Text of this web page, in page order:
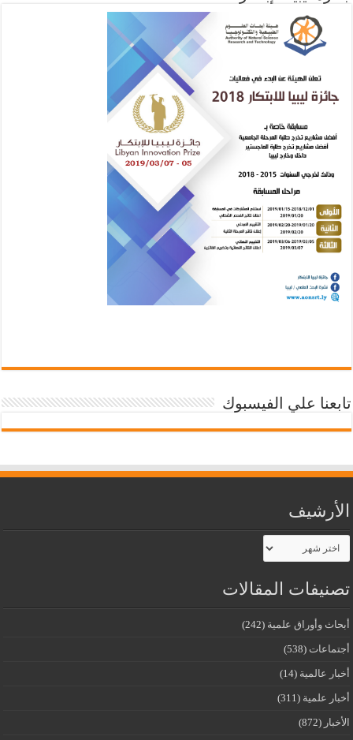
تابعنا علي الفيسبوك
الأرشيف
الأرشيف
تصنيفات المقالات
أبحاث وأوراق علمية (242)
أجتماعات (538)
أخبار عالمية (14)
أخبار علمية (311)
الأخبار (872)